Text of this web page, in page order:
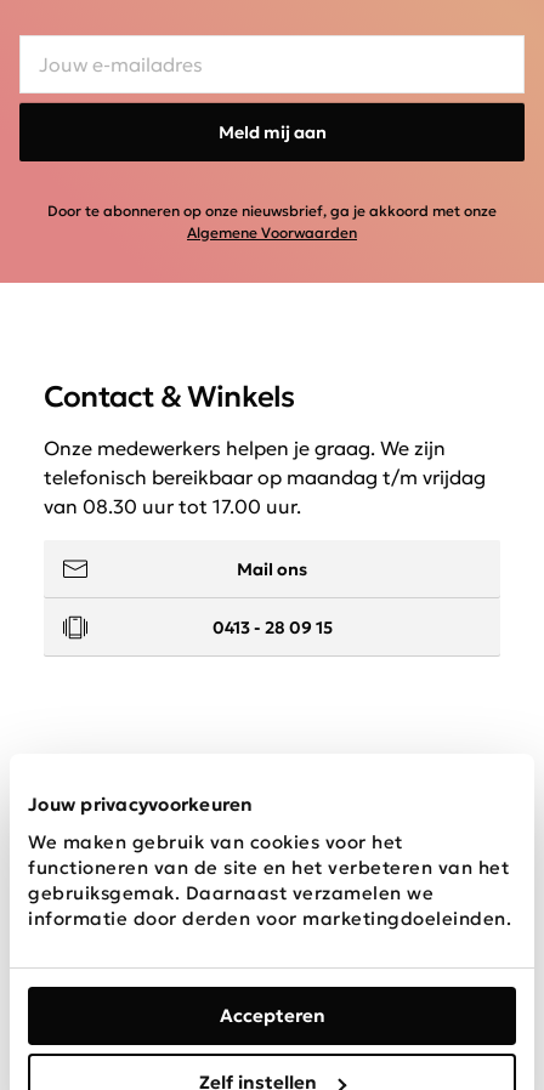
Jouw privacyvoorkeuren
We maken gebruik van cookies voor het
functioneren van de site en het verbeteren van het
gebruiksgemak. Daarnaast verzamelen we
informatie door derden voor marketingdoeleinden.
Accepteren
Zelf instellen
Meld mij aan
Door te abonneren op onze nieuwsbrief, ga je akkoord met onze
Algemene Voorwaarden
Contact & Winkels
Onze medewerkers helpen je graag. We zijn
telefonisch bereikbaar op maandag t/m vrijdag
van 08.30 uur tot 17.00 uur.
Mail ons
0413 - 28 09 15
Wij zijn Schijvens mode
Algemene
Privacy &
Cookies
Disclaimer